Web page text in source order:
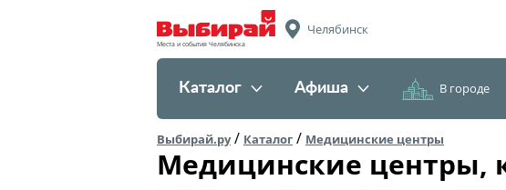
Места и события Челябинска
Челябинск
Каталог Афиша В городе
Выбирай.ру/ Каталог / Медицинские центры
Медицинские центры,